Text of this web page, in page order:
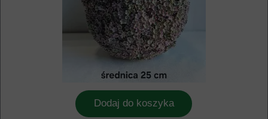
Dodaj do koszyka